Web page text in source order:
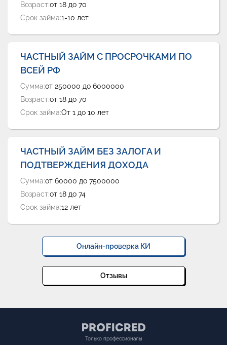
Возраст:от 18 до 70
Срок займа:1-10 лет
ЧАСТНЫЙ ЗАЙМ С ПРОСРОЧКАМИ ПО
ВСЕЙ РФ
Сумма:от 250000 до 6000000
Возраст:от 18 до 70
Срок займа:От 1 до 10 лет
ЧАСТНЫЙ ЗАЙМ БЕЗ ЗАЛОГА И
ПОДТВЕРЖДЕНИЯ ДОХОДА
Сумма:от 60000 до 7500000
Возраст:от 18 до 74
Срок займа:12 лет
Онлайн-проверка КИ
Отзывы
Только профессионалы